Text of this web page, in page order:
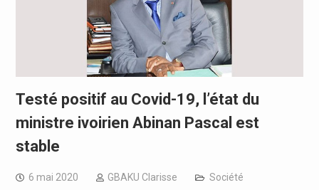
Testé positif au Covid-19, l’état du
ministre ivoirien Abinan Pascal est
stable
6 mai 2020 GBAKU Clarisse Société